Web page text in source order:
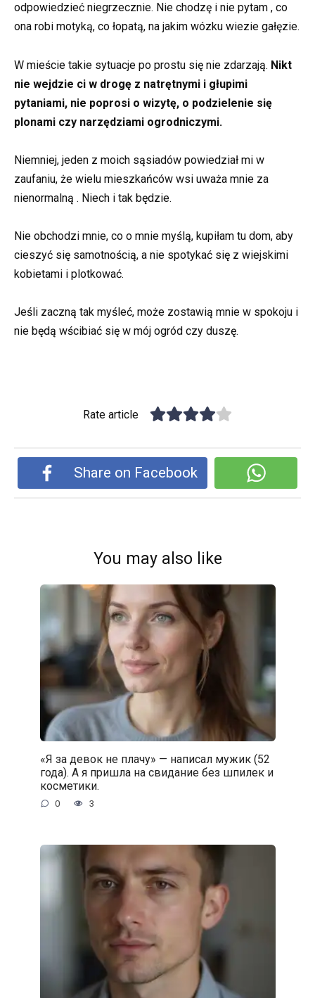
odpowiedzieć niegrzecznie. Nie chodzę i nie pytam , co
ona robi motyką, co łopatą, na jakim wózku wiezie gałęzie.
W mieście takie sytuacje po prostu się nie zdarzają. Nikt
nie wejdzie ci w drogę z natrętnymi i głupimi
pytaniami, nie poprosi o wizytę, o podzielenie się
plonami czy narzędziami ogrodniczymi.
Niemniej, jeden z moich sąsiadów powiedział mi w
zaufaniu, że wielu mieszkańców wsi uważa mnie za
nienormalną . Niech i tak będzie.
Nie obchodzi mnie, co o mnie myślą, kupiłam tu dom, aby
cieszyć się samotnością, a nie spotykać się z wiejskimi
kobietami i plotkować.
Jeśli zaczną tak myśleć, może zostawią mnie w spokoju i
nie będą wścibiać się w mój ogród czy duszę.
Rate article
Share on Facebook
You may also like
«Я за девок не плачу» — написал мужик (52
года). А я пришла на свидание без шпилек и
косметики.
0 3